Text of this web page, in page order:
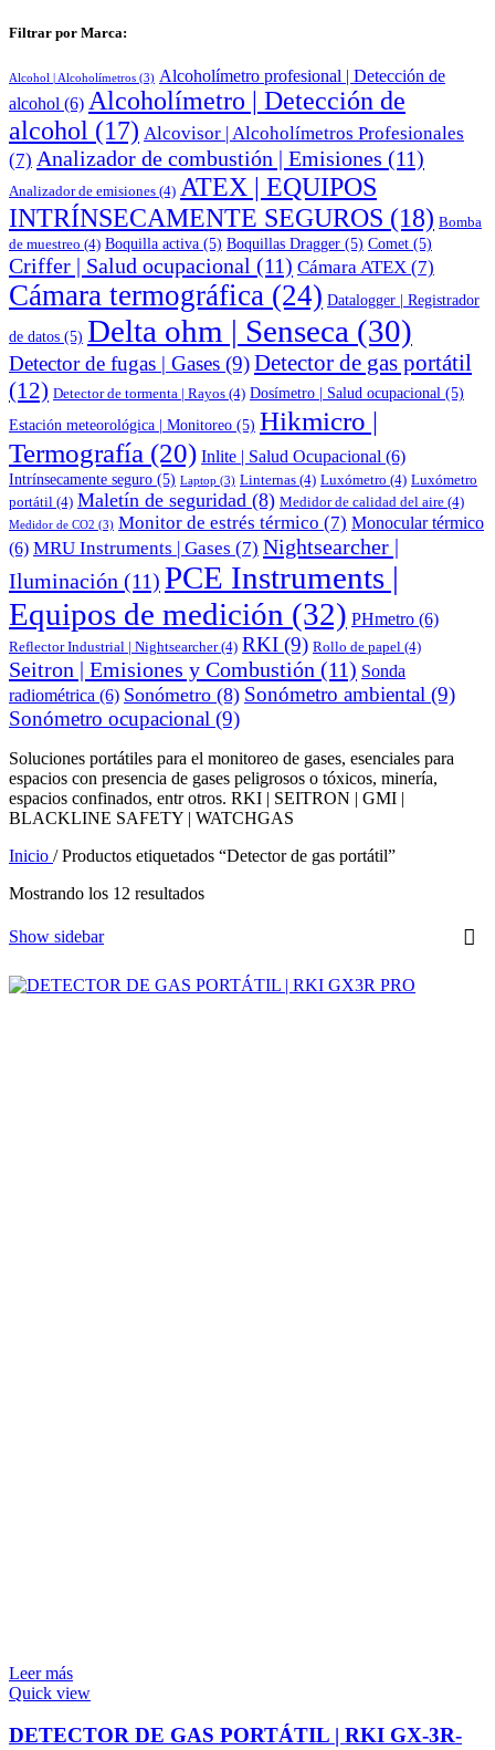
Filtrar por Marca:
Alcohol | Alcoholímetros (3) Alcoholímetro profesional | Detección de
alcohol (6) Alcoholímetro | Detección de
alcohol (17) Alcovisor | Alcoholímetros Profesionales
(7) Analizador de combustión | Emisiones (11)
Analizador de emisiones (4) ATEX | EQUIPOS
INTRÍNSECAMENTE SEGUROS (18) Bomba
de muestreo (4) Boquilla activa (5) Boquillas Dragger (5) Comet (5)
Criffer | Salud ocupacional (11) Cámara ATEX (7)
Cámara termográfica (24) Datalogger | Registrador
de datos (5) Delta ohm | Senseca (30)
Detector de fugas | Gases (9)Detector de gas portátil
(12) Detector de tormenta | Rayos (4) Dosímetro | Salud ocupacional (5)
Estación meteorológica | Monitoreo (5) Hikmicro |
Termografía (20) Inlite | Salud Ocupacional (6)
Intrínsecamente seguro (5) Laptop (3) Linternas (4) Luxómetro (4) Luxómetro
portátil (4) Maletín de seguridad (8) Medidor de calidad del aire (4)
Medidor de CO2 (3) Monitor de estrés térmico (7) Monocular térmico
(6) MRU Instruments | Gases (7) Nightsearcher |
Iluminación (11) PCE Instruments |
Equipos de medición (32) PHmetro (6)
Reflector Industrial | Nightsearcher(4) RKI (9) Rollo de papel (4)
Seitron | Emisiones y Combustión (11) Sonda
radiométrica (6) Sonómetro (8) Sonómetro ambiental (9)
Sonómetro ocupacional (9)
Soluciones portátiles para el monitoreo de gases, esenciales para
espacios con presencia de gases peligrosos o tóxicos, minería,
espacios confinados, entr otros. RKI | SEITRON | GMI |
BLACKLINE SAFETY | WATCHGAS
Inicio / Productos etiquetados “Detector de gas portátil”
Mostrando los 12 resultadosOrdenado
Show sidebar
Leer más
Quick view
DETECTOR DE GAS PORTÁTIL | RKI GX-3R-